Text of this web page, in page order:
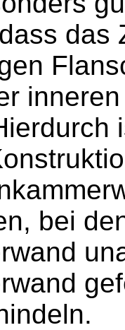
das
bei